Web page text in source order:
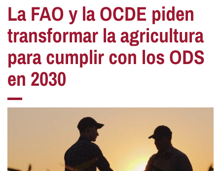
La FAO y la OCDE piden
transformar la agricultura
para cumplir con los ODS
en 2030